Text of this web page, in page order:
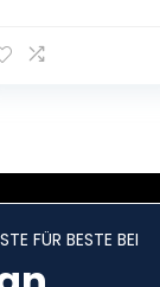
FÜR BESTE BEI